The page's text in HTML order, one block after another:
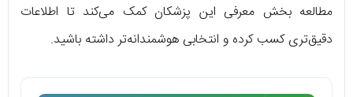
مطالعه بخش معرفی این پزشکان کمک می‌کند تا اطلاعات
دقیق‌تری کسب کرده و انتخابی هوشمندانه‌تر داشته باشید.